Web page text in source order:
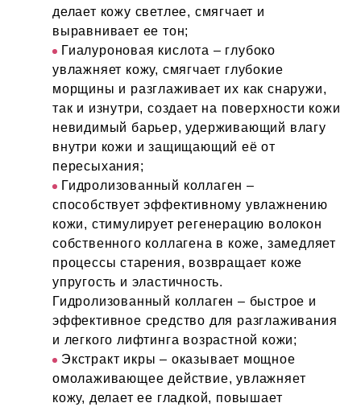
делает кожу светлее, смягчает и
выравнивает ее тон;
Гиалуроновая кислота – глубоко
увлажняет кожу, смягчает глубокие
морщины и разглаживает их как снаружи,
так и изнутри, создает на поверхности кожи
невидимый барьер, удерживающий влагу
внутри кожи и защищающий её от
пересыхания;
Гидролизованный коллаген –
способствует эффективному увлажнению
кожи, стимулирует регенерацию волокон
собственного коллагена в коже, замедляет
процессы старения, возвращает коже
упругость и эластичность.
Гидролизованный коллаген – быстрое и
эффективное средство для разглаживания
и легкого лифтинга возрастной кожи;
Экстракт икры – оказывает мощное
омолаживающее действие, увлажняет
кожу, делает ее гладкой, повышает